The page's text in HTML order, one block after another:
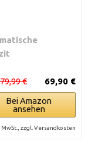
69,90 €
79,99 €
Bei Amazon
ansehen
MwSt., zzgl. Versandkosten